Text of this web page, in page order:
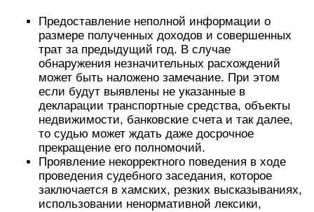
Предоставление неполной информации о
размере полученных доходов и совершенных
трат за предыдущий год. В случае
обнаружения незначительных расхождений
может быть наложено замечание. При этом
если будут выявлены не указанные в
декларации транспортные средства, объекты
недвижимости, банковские счета и так далее,
то судью может ждать даже досрочное
прекращение его полномочий.
Проявление некорректного поведения в ходе
проведения судебного заседания, которое
заключается в хамских, резких высказываниях,
использовании ненормативной лексики,